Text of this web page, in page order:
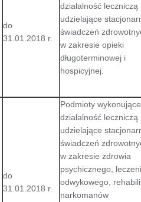
do
31.01.2018 r.
działalność leczniczą
udzielające
świadczeń
w zakresie opieki
długoterminowej i
hospicyjnej.
do
31.01.2018 r.
Podmioty wykonujące
działalność leczniczą
udzielające
świadczeń
w zakresie zdrowia
psychicznego,
odwykowego,
narkomanów